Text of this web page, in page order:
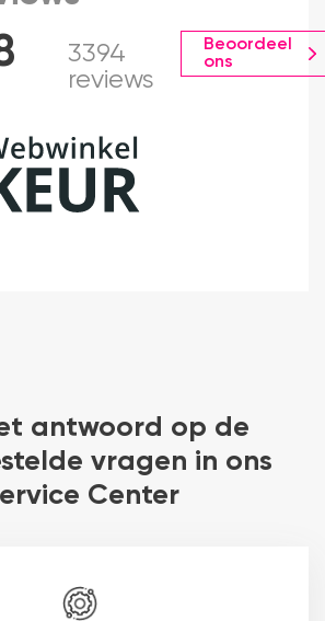
3394
reviews
Beoordeel
ons
antwoord op de
vragen in ons
Center